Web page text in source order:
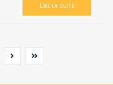
Lire la suite